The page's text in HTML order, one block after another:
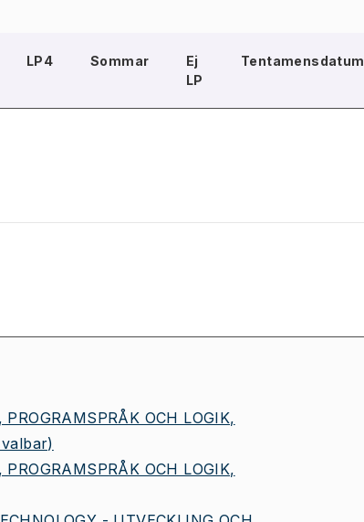
LP4 Sommar
Ej
LP
Tentamensdatum
OCH LOGIK,
OCH LOGIK,